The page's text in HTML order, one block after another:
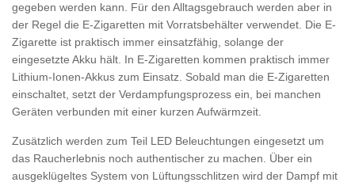
gegeben werden kann. Für den Alltagsgebrauch werden aber in
der Regel die E-Zigaretten mit Vorratsbehälter verwendet. Die E-
Zigarette ist praktisch immer einsatzfähig, solange der
eingesetzte Akku hält. In E-Zigaretten kommen praktisch immer
Lithium-Ionen-Akkus zum Einsatz. Sobald man die E-Zigaretten
einschaltet, setzt der Verdampfungsprozess ein, bei manchen
Geräten verbunden mit einer kurzen Aufwärmzeit.
Zusätzlich werden zum Teil LED Beleuchtungen eingesetzt um
das Raucherlebnis noch authentischer zu machen. Über ein
ausgeklügeltes System von Lüftungsschlitzen wird der Dampf mit